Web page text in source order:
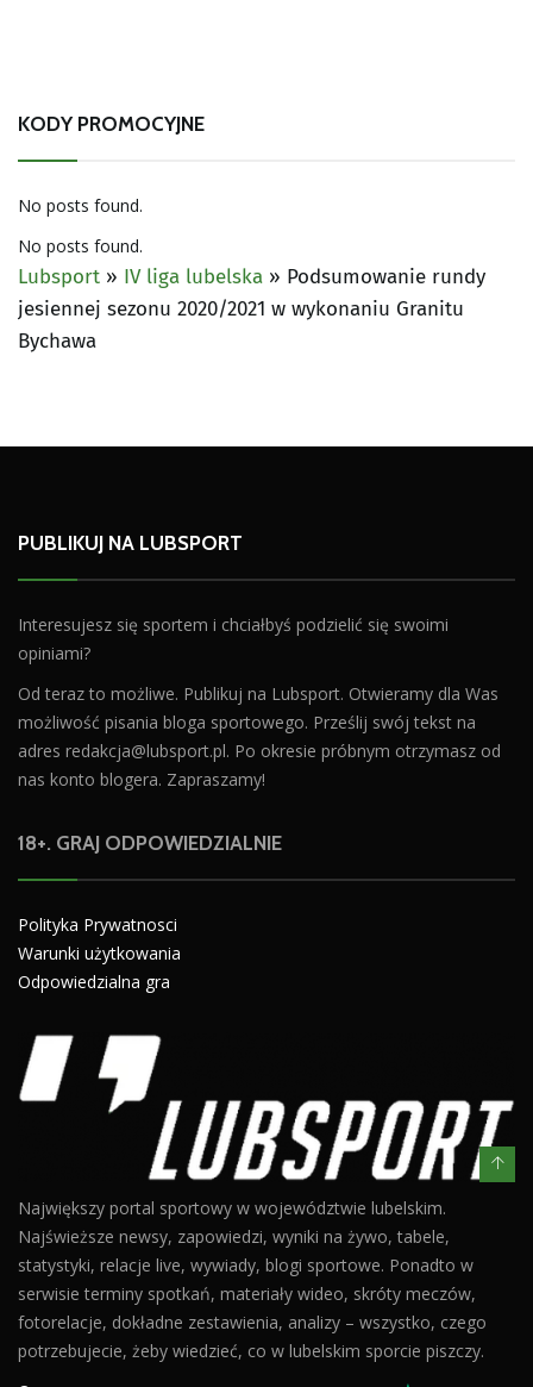
KODY PROMOCYJNE
No posts found.
No posts found.
Lubsport » IV liga lubelska » Podsumowanie rundy
jesiennej sezonu 2020/2021 w wykonaniu Granitu
Bychawa
PUBLIKUJ NA LUBSPORT
Interesujesz się sportem i chciałbyś podzielić się swoimi
opiniami?
Od teraz to możliwe. Publikuj na Lubsport. Otwieramy dla Was
możliwość pisania bloga sportowego. Prześlij swój tekst na
adres redakcja@lubsport.pl. Po okresie próbnym otrzymasz od
nas konto blogera. Zapraszamy!
18+. GRAJ ODPOWIEDZIALNIE
Polityka Prywatnosci
Warunki użytkowania
Odpowiedzialna gra
Największy portal sportowy w województwie lubelskim.
Najświeższe newsy, zapowiedzi, wyniki na żywo, tabele,
statystyki, relacje live, wywiady, blogi sportowe. Ponadto w
serwisie terminy spotkań, materiały wideo, skróty meczów,
fotorelacje, dokładne zestawienia, analizy – wszystko, czego
potrzebujecie, żeby wiedzieć, co w lubelskim sporcie piszczy.